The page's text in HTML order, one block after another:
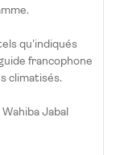
qu'indiqués
francophone
climatisés.
Jabal